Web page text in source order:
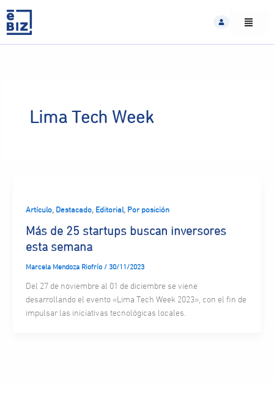
content
Lima Tech Week
Artículo, Destacado, Editorial, Por posición
Más de 25 startups buscan inversores
esta semana
Marcela Mendoza Riofrío / 30/11/2023
Del 27 de noviembre al 01 de diciembre se viene
desarrollando el evento «Lima Tech Week 2023», con el fin de
impulsar las iniciativas tecnológicas locales.